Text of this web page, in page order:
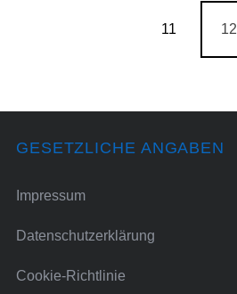
11 12
GESETZLICHE ANGABEN
Impressum
Datenschutzerklärung
Cookie-Richtlinie